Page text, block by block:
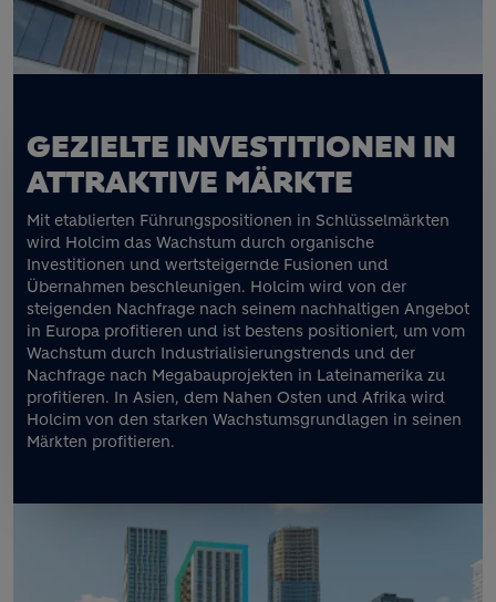
GEZIELTE INVESTITIONEN IN
ATTRAKTIVE MÄRKTE
Mit etablierten Führungspositionen in Schlüsselmärkten
wird Holcim das Wachstum durch organische
Investitionen und wertsteigernde Fusionen und
Übernahmen beschleunigen. Holcim wird von der
steigenden Nachfrage nach seinem nachhaltigen Angebot
in Europa profitieren und ist bestens positioniert, um vom
Wachstum durch Industrialisierungstrends und der
Nachfrage nach Megabauprojekten in Lateinamerika zu
profitieren. In Asien, dem Nahen Osten und Afrika wird
Holcim von den starken Wachstumsgrundlagen in seinen
Märkten profitieren.